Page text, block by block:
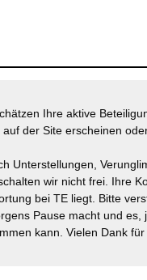
Ihre aktive
der Site erscheinen
Unterstellungen,
wir nicht frei. Ihre
bei TE liegt. Bitte
Pause macht und es,
kann. Vielen Dank